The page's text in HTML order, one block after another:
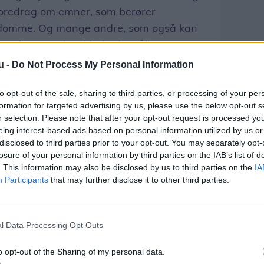
- Do Not Process My Personal Information
opt-out of the sale, sharing to third parties, or processing of your
for targeted advertising by us, please use the below opt-out
selection. Please note that after your opt-out request is processed
interest-based ads based on personal information utilized by us
to third parties prior to your opt-out. You may separately
of your personal information by third parties on the IAB’s list of
This information may also be disclosed by us to third parties on the
Participants that may further disclose it to other third parties.
Data Processing Opt Outs
opt-out of the Sharing of my personal data.
om emner, som berører
Og mange andre, som også kan
kost, motion, blodtryksmåling og
de emner foreningen har haft på
et samarbejde med Sygehus
kan ønske at tale med en
som både kan lytte og forstå det
ude på arbejdspladser.
var på en arbejdsplads, hvor tre
blodtryk. Én så højt, at han gik direkte til
som er interesseret i et besøg af